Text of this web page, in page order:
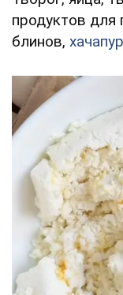
продуктов для
блинов,